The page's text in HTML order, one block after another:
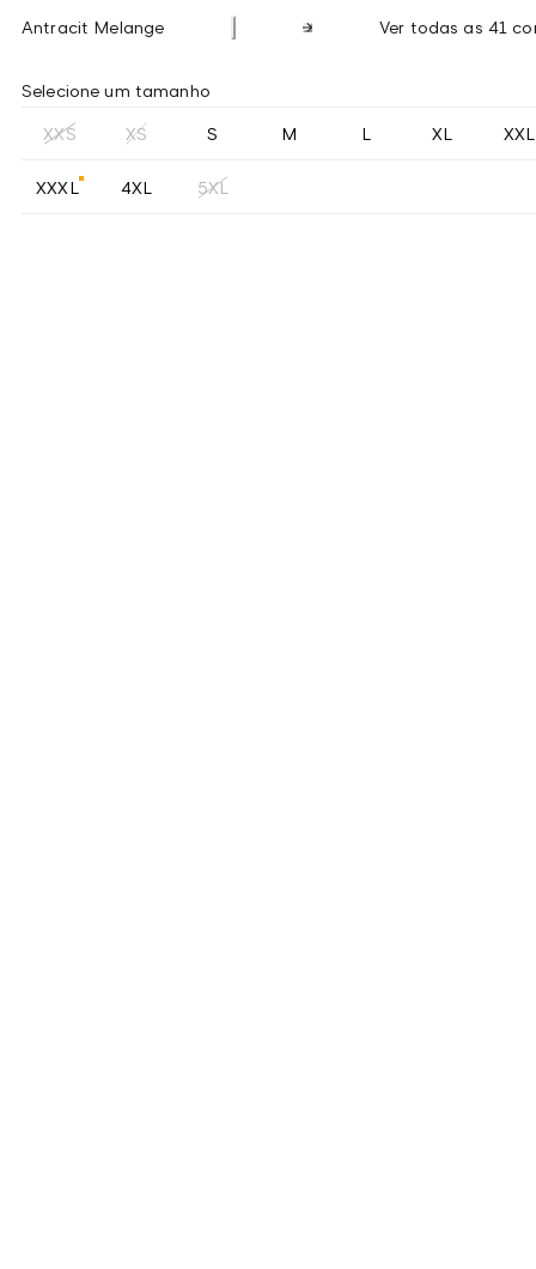
Antracit Melange Ver todas as 41
Selecione um tamanho
XXS XS S M L XL XXL
XXXL 4XL 5XL